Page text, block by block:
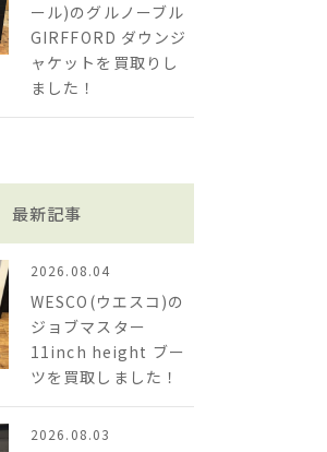
ール)のグルノーブル
GIRFFORD ダウンジ
ャケットを買取りし
ました！
最新記事
2026.08.04
WESCO(ウエスコ)の
ジョブマスター
11inch height ブー
ツを買取しました！
2026.08.03